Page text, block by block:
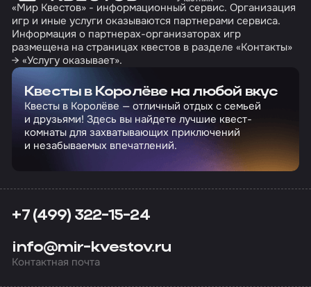
«Мир Квестов» - информационный сервис. Организация
игр и иные услуги оказываются партнерами сервиса.
Информация о партнерах-организаторах игр
размещена на страницах квестов в разделе «Контакты»
→ «Услугу оказывает».
Квесты в Королёве на любой вкус
Квесты в Королёве — отличный отдых с семьей
и друзьями! Здесь вы найдете лучшие квест-
комнаты для захватывающих приключений
и незабываемых впечатлений.
+7 (499) 322-15-24
info@mir-kvestov.ru
Контактная почта